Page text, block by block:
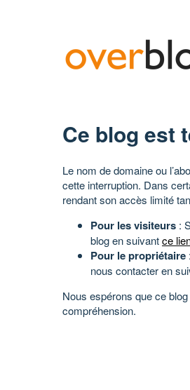
Ce blog est
Le nom de domaine ou
cette interruption. Dans
rendant son accès limité
Pour les visiteurs :
blog en suivantce
Pour le propriétaire
nous contacter en
Nous espérons que ce
compréhension.